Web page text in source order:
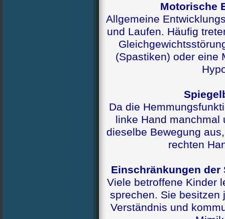
Motorische
Allgemeine
und Laufen. Häufig
(Spastiken) oder eine
Da die
linke Hand manchmal
dieselbe Bewegung
rechten
Einschränkungen der
Viele betroffene Kinder
sprechen. Sie besitzen
Verständnis und